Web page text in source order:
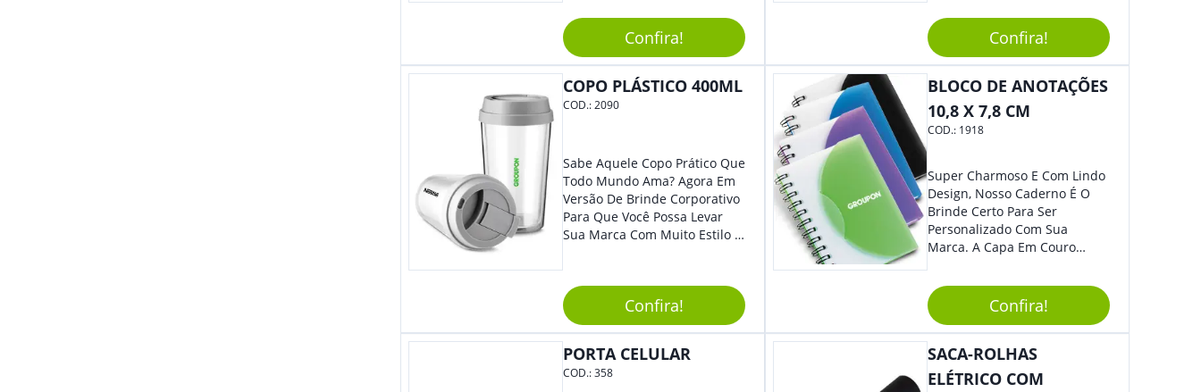
Perfeito, Não É?!
Confira!
Boneco. Demais, Não É?
Personalize Com Sua Marca.
Super Criativo, Seus Clientes E
Colaboradores Irão Adorar.
Confira!
COPO PLÁSTICO 400ML
COD.:2090
Sabe Aquele Copo Prático Que
Todo Mundo Ama? Agora Em
Versão De Brinde Corporativo
Para Que Você Possa Levar
Sua Marca Com Muito Estilo E
De Exposição.
Confira!
BLOCO DE ANOTAÇÕES
10,8 X 7,8 CM
COD.: 1918
Super Charmoso E Com Lindo
Design, Nosso Caderno É O
Brinde Certo Para Ser
Personalizado Com Sua
Marca. A Capa Em Couro
Elástico Permite Maior
Segurança Ao Carregá-Lo.
Ofereça A Seus Clientes E
Colaboradores, Sem Dúvidas
Eles Irão Adorar.
Confira!
PORTA CELULAR
COD.:358
SACA-ROLHAS
ELÉTRICO COM